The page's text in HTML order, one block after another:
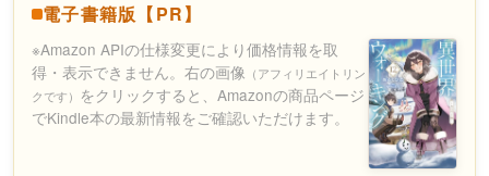
電子書籍版【PR】
※Amazon APIの仕様変更により価格情報を取
得・表示できません。右の画像 （アフィリエイトリン
クです） をクリックすると、Amazonの商品ページ
でKindle本の最新情報をご確認いただけます。